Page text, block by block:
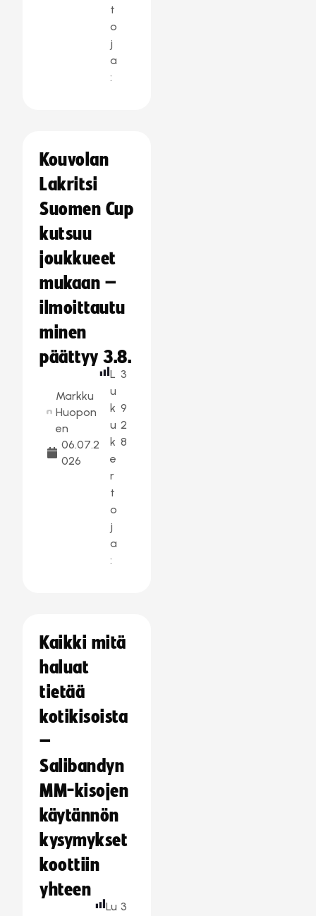
t
o
j
a
:
Kouvolan
Lakritsi
Suomen Cup
kutsuu
joukkueet
mukaan –
ilmoittautu
minen
päättyy 3.8.
Markku
Huopon
en
06.07.2
026
L
u
k
u
k
e
r
t
o
j
a
:
3
9
2
8
Kaikki mitä
haluat
tietää
kotikisoista
–
Salibandyn
MM-kisojen
käytännön
kysymykset
koottiin
yhteen
Lu 3